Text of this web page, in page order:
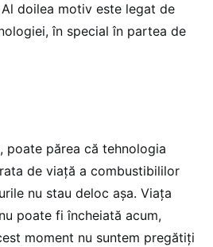
doilea motiv este legat de
în special în partea de
poate părea că tehnologia
de viață a combustibililor
nu stau deloc așa. Viața
poate fi încheiată acum,
moment nu suntem pregătiți